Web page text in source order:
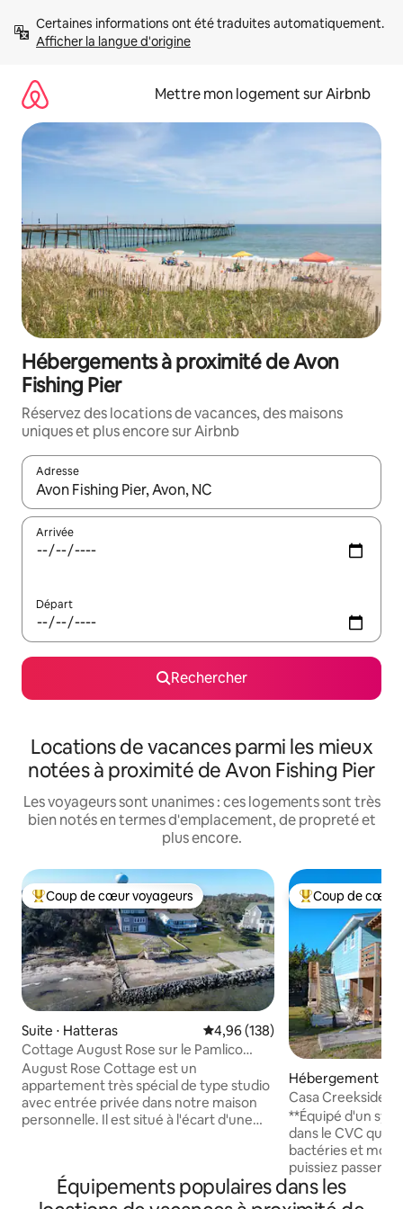
directement
Afficher la langue d'origine
Mettre mon logement sur Airbnb
Hébergements à proximité de Avon
Fishing Pier
Réservez des locations de vacances, des maisons
uniques et plus encore sur Airbnb
Adresse
Lorsque les résultats s'affichent, utilisez les flèches vers le
Arrivée
Départ
Rechercher
Locations de vacances parmi les mieux
notées à proximité de Avon Fishing Pier
Les voyageurs sont unanimes : ces logements sont très
bien notés en termes d'emplacement, de propreté et
plus encore.
Coups de cœur voyageurs les plus appréciés
Coup de cœur voyageurs
Suite ⋅ Hatteras Évaluation moyenne sur la
4,96 (138)
Cottage August Rose sur le Pamlico
Sound
August Rose Cottage est un
appartement très spécial de type studio
avec entrée privée dans notre maison
personnelle. Il est situé à l'écart d'une
oasis de paix avec un accès avant sur le
front de mer et des couchers de soleil
qui vous émerveilleront ! Kitchenette à
Coups de cœur
Coup de cœur
Hébergement ⋅
Casa Creekside
**Équipé d'un
dans le CVC qui
bactéries et
puissiez passer
sûres !** Casa
pittoresque de
Équipements populaires dans les